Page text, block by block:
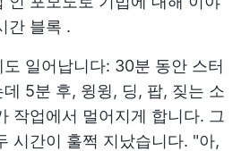
간 블록 .
일어납니다: 30분 동안 스터
5분 후, 윙윙, 딩, 팝, 짖는 소
작업에서 멀어지게 합니다. 그
시간이 훌쩍 지났습니다. "아,